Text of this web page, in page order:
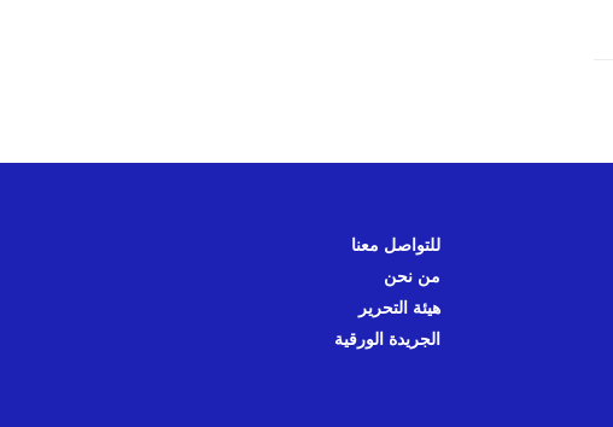
للتواصل معنا
من نحن
هيئة التحرير
الجريدة الورقية